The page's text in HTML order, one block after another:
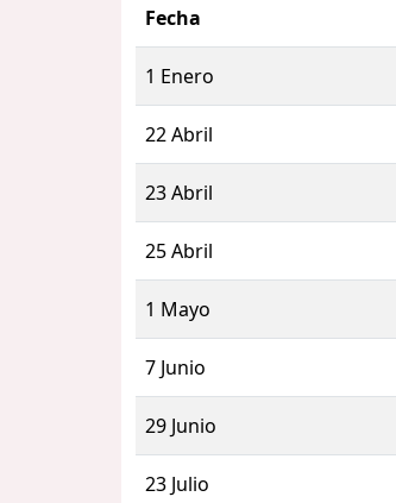
Fecha
1 Enero
22 Abril
23 Abril
25 Abril
1 Mayo
7 Junio
29 Junio
23 Julio